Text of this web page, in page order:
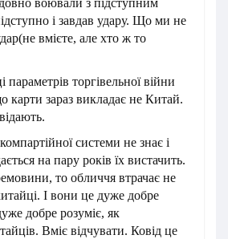
воювали з підступним
і завдав удару. Що ми не
вмієте, але хто ж то
торгівельної війни
карти зараз викладає не Китай.
системи не знає і
на пару років їх вистачить.
то обличчя втрачає не
І вони це дуже добре
добре розуміє, як
Вміє відчувати. Ковід це